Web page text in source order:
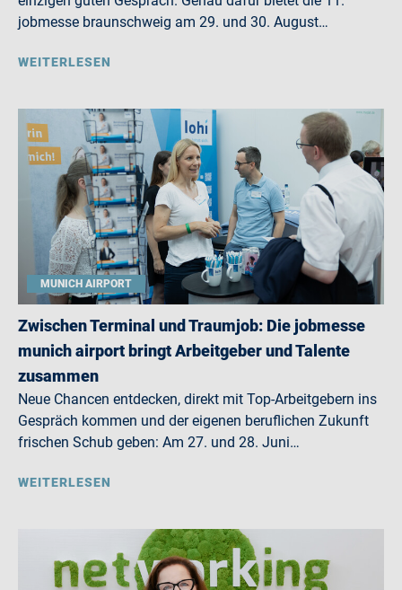
jobmesse braunschweig am 29. und 30. August…
WEITERLESEN
MUNICH AIRPORT
Zwischen Terminal und Traumjob: Die jobmesse
munich airport bringt Arbeitgeber und Talente
zusammen
Neue Chancen entdecken, direkt mit Top-Arbeitgebern ins
Gespräch kommen und der eigenen beruflichen Zukunft
frischen Schub geben: Am 27. und 28. Juni…
WEITERLESEN